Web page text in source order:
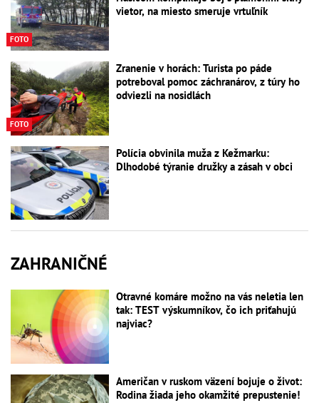
FOTO
vietor, na miesto smeruje vrtuľník
FOTO
Zranenie v horách: Turista po páde
potreboval pomoc záchranárov, z túry ho
odviezli na nosidlách
Polícia obvinila muža z Kežmarku:
Dlhodobé týranie družky a zásah v obci
ZAHRANIČNÉ
Otravné komáre možno na vás neletia len
tak: TEST výskumníkov, čo ich priťahujú
najviac?
Američan v ruskom väzení bojuje o život:
Rodina žiada jeho okamžité prepustenie!